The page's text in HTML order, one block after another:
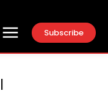
Subscribe